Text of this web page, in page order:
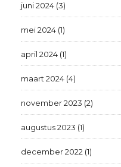
juni 2024 (3)
mei 2024 (1)
april 2024 (1)
maart 2024 (4)
november 2023 (2)
augustus 2023 (1)
december 2022 (1)